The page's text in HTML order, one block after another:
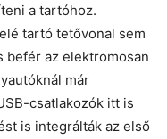
a tartóhoz.
tartó tetővonal sem
befér az elektromosan
már
csatlakozók itt is
is integrálták az első